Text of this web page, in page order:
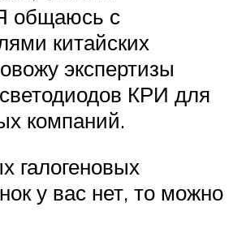
общаюсь с
китайских
экспертизы
КРИ для
компаний.
галогеновых
у вас нет, то можно